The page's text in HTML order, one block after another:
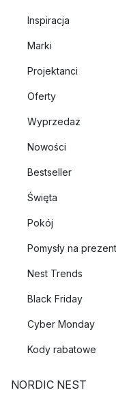
Inspiracja
Marki
Projektanci
Oferty
Wyprzedaż
Nowości
Bestseller
Święta
Pokój
Pomysły na prezent
Nest Trends
Black Friday
Cyber Monday
Kody rabatowe
NORDIC NEST